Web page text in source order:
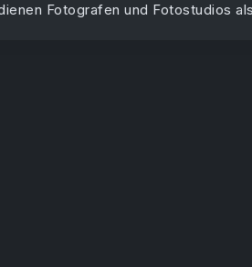
Fotografen und Fotostudios